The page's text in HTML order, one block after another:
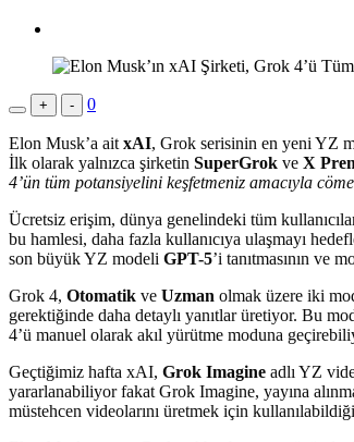
+ - 0
Elon Musk’a ait xAI, Grok serisinin en yeni YZ
İlk olarak yalnızca şirketin SuperGrok ve X
4’ün tüm potansiyelini keşfetmeniz amacıyla
Ücretsiz erişim, dünya genelindeki tüm
bu hamlesi, daha fazla kullanıcıya ulaşmayı
son büyük YZ modeli GPT-5’i tanıtmasının ve
Grok 4, Otomatik ve Uzman olmak üzere iki
gerektiğinde daha detaylı yanıtlar üretiyor. Bu
4’ü manuel olarak akıl yürütme moduna
Geçtiğimiz hafta xAI, Grok Imagine adlı YZ
yararlanabiliyor fakat Grok Imagine, yayına
müstehcen videolarını üretmek için